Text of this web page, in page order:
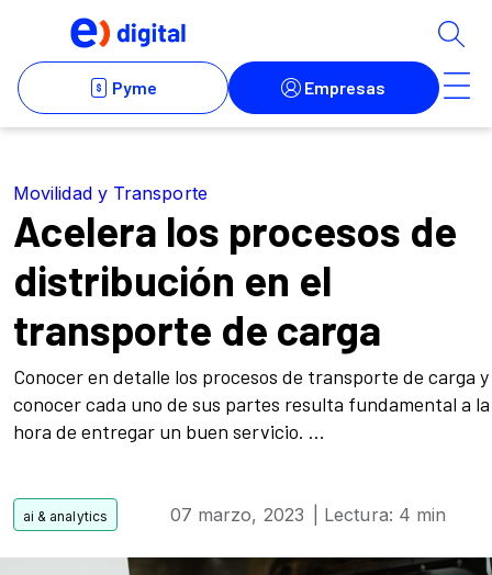
Movilidad y Transporte
Acelera los procesos de
distribución en el
transporte de carga
Conocer en detalle los procesos de transporte de carga y
conocer cada uno de sus partes resulta fundamental a la
hora de entregar un buen servicio. ...
07 marzo, 2023 | Lectura: 4 min